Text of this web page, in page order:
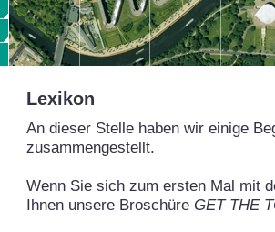
Lexikon
An dieser Stelle haben wir einige
zusammengestellt.
Wenn Sie sich zum ersten Mal mit
Ihnen unsere Broschüre GET THE